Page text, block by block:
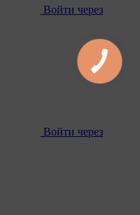
Войти через
Войти через